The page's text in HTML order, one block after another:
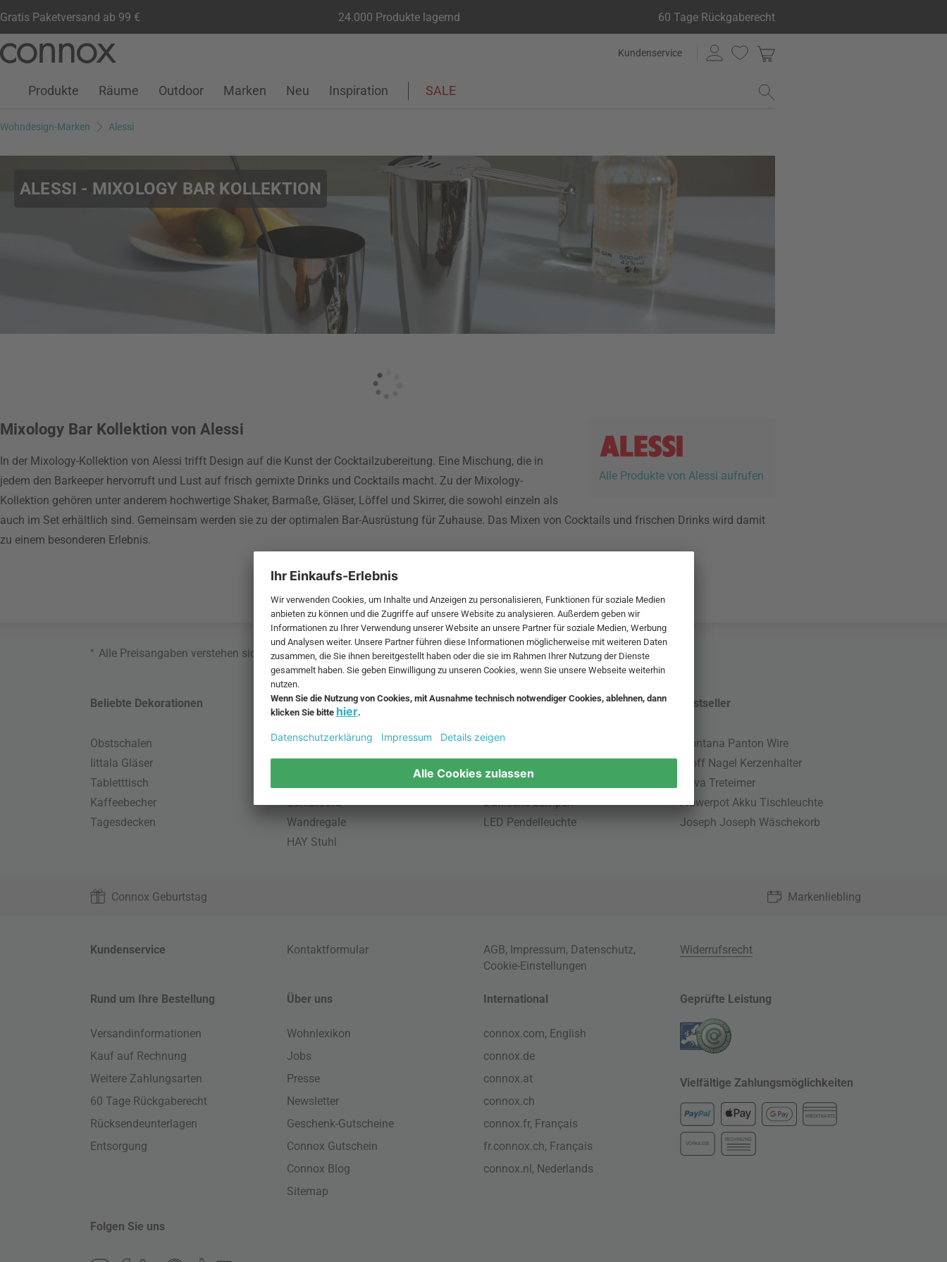
Gratis Paketversand ab 99 € 24.000 Produkte lagernd 60 Tage Rückgaberecht
Seiteninhalt
Suchfeld
Kundenservice
Kundenkonto
Wunschliste
Warenkorb
Produkte Räume Outdoor Marken Neu Inspiration SALE
Wohndesign-Marken Alessi
ALESSI - MIXOLOGY BAR KOLLEKTION
Alle Produkte von Alessi aufrufen
Mixology Bar Kollektion von Alessi
In der Mixology-Kollektion von Alessi trifft Design auf die Kunst der Cocktailzubereitung. Eine Mischung, die in
jedem den Barkeeper hervorruft und Lust auf frisch gemixte Drinks und Cocktails macht. Zu der Mixology-
Kollektion gehören unter anderem hochwertige Shaker, Barmaße, Gläser, Löffel und Skirrer, die sowohl einzeln als
auch im Set erhältlich sind. Gemeinsam werden sie zu der optimalen Bar-Ausrüstung für Zuhause. Das Mixen von Cocktails und frischen Drinks wird damit
zu einem besonderen Erlebnis.
* Alle Preisangaben verstehen sich inklusive MwSt. und zzgl.Versandkosten.
Beliebte Dekorationen
Obstschalen
Iittala Gläser
Tabletttisch
Kaffeebecher
Tagesdecken
Beliebte Möbel
Skandinavische Möbel
Gartenmöbel
Schlafsofa
Wandregale
HAY Stuhl
Beliebte Leuchten
Pendellampe für Außen
Muuto Lampen
Kabellose Tischleuchten
Dänische Lampen
LED Pendelleuchte
Bestseller
Montana Panton Wire
Stoff Nagel Kerzenhalter
Nova Treteimer
Flowerpot Akku Tischleuchte
Joseph Joseph Wäschekorb
Connox Geburtstag Markenliebling
Kundenservice Kontaktformular AGB, Impressum, Datenschutz,
Cookie-Einstellungen
Widerrufsrecht
Rund um Ihre Bestellung
Versandinformationen
Kauf auf Rechnung
Weitere Zahlungsarten
60 Tage Rückgaberecht
Rücksendeunterlagen
Entsorgung
Über uns
Wohnlexikon
Jobs
Presse
Newsletter
Geschenk-Gutscheine
Connox Gutschein
Connox Blog
Sitemap
International
connox.com, English
connox.de
connox.at
connox.ch
connox.fr, Français
fr.connox.ch, Français
connox.nl, Nederlands
Geprüfte Leistung
Vielfältige Zahlungsmöglichkeiten
KREDITKARTE
VORKASSE
RECHNUNG
Folgen Sie uns